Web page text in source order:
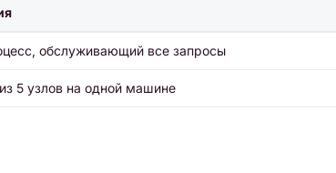
обслуживающий все запросы
5 узлов на одной машине